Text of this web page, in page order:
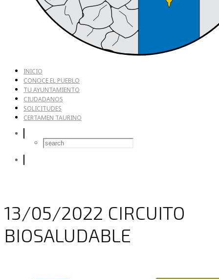
INICIO
CONOCE EL PUEBLO
TU AYUNTAMIENTO
CIUDADANOS
SOLICITUDES
CERTAMEN TAURINO
13/05/2022 CIRCUITO
BIOSALUDABLE